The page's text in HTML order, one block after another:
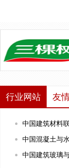
行业网站 友
中国建筑材料
中国混凝土与
中国建筑玻璃